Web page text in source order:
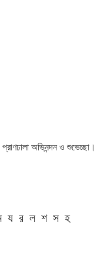
অভিনন্দন ও শুভেচ্ছা।
য র ল শ স হ